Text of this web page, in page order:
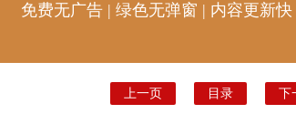
免费无广告 | 绿色无弹窗 | 内容更新快
上一页 目录 下